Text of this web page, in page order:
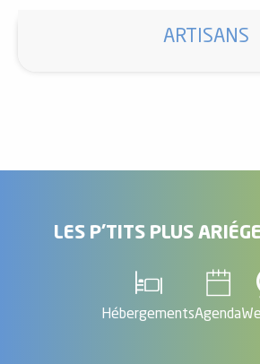
ARTISANS
LES P'TITS PLUS
HébergementsAgenda